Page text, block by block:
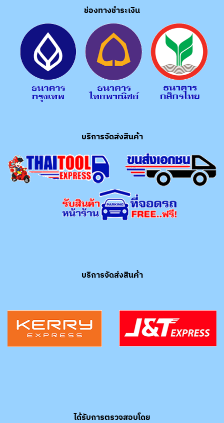
ช่องทางชำระเงิน
บริการจัดส่งสินค้า
บริการจัดส่งสินค้า
ได้รับการตรวจสอบโดย